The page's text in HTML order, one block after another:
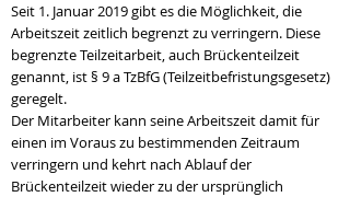
Seit 1. Januar 2019 gibt es die Möglichkeit, die
Arbeitszeit zeitlich begrenzt zu verringern. Diese
begrenzte Teilzeitarbeit, auch Brückenteilzeit
genannt, ist § 9 a TzBfG (Teilzeitbefristungsgesetz)
geregelt.
Der Mitarbeiter kann seine Arbeitszeit damit für
einen im Voraus zu bestimmenden Zeitraum
verringern und kehrt nach Ablauf der
Brückenteilzeit wieder zu der ursprünglich